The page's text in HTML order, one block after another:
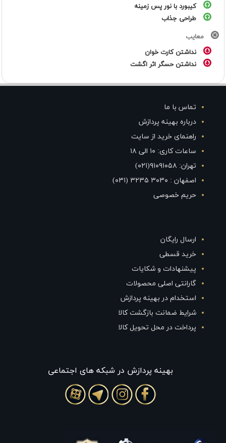
کیبورد با نور پس زمینه
طراحی جذاب
معایب
نداشتن کارت خوان
نداشتن حسگر اثر اگشت
تماس با ما
درباره بهینه پردازش
راهنمای خرید از سایت
ساعات کاری: ۱۰ الی ۱۸
تهران: ۹۱۰۹۱۰۵۸(۰۲۱)
اصفهان : ۳۰۳۰ ۳۲۳۵ (۰۳۱)
حریم خصوصی
ارسال رایگان
خرید قسطی
پیشنهادات و شکایات
گارانتی اصلی محصولات
استخدام در بهینه پردازش
شرایط ضمانت بازگشت کالا
پرداخت در محل تحویل کالا
بهينه پردازش در شبکه های اجتماعی